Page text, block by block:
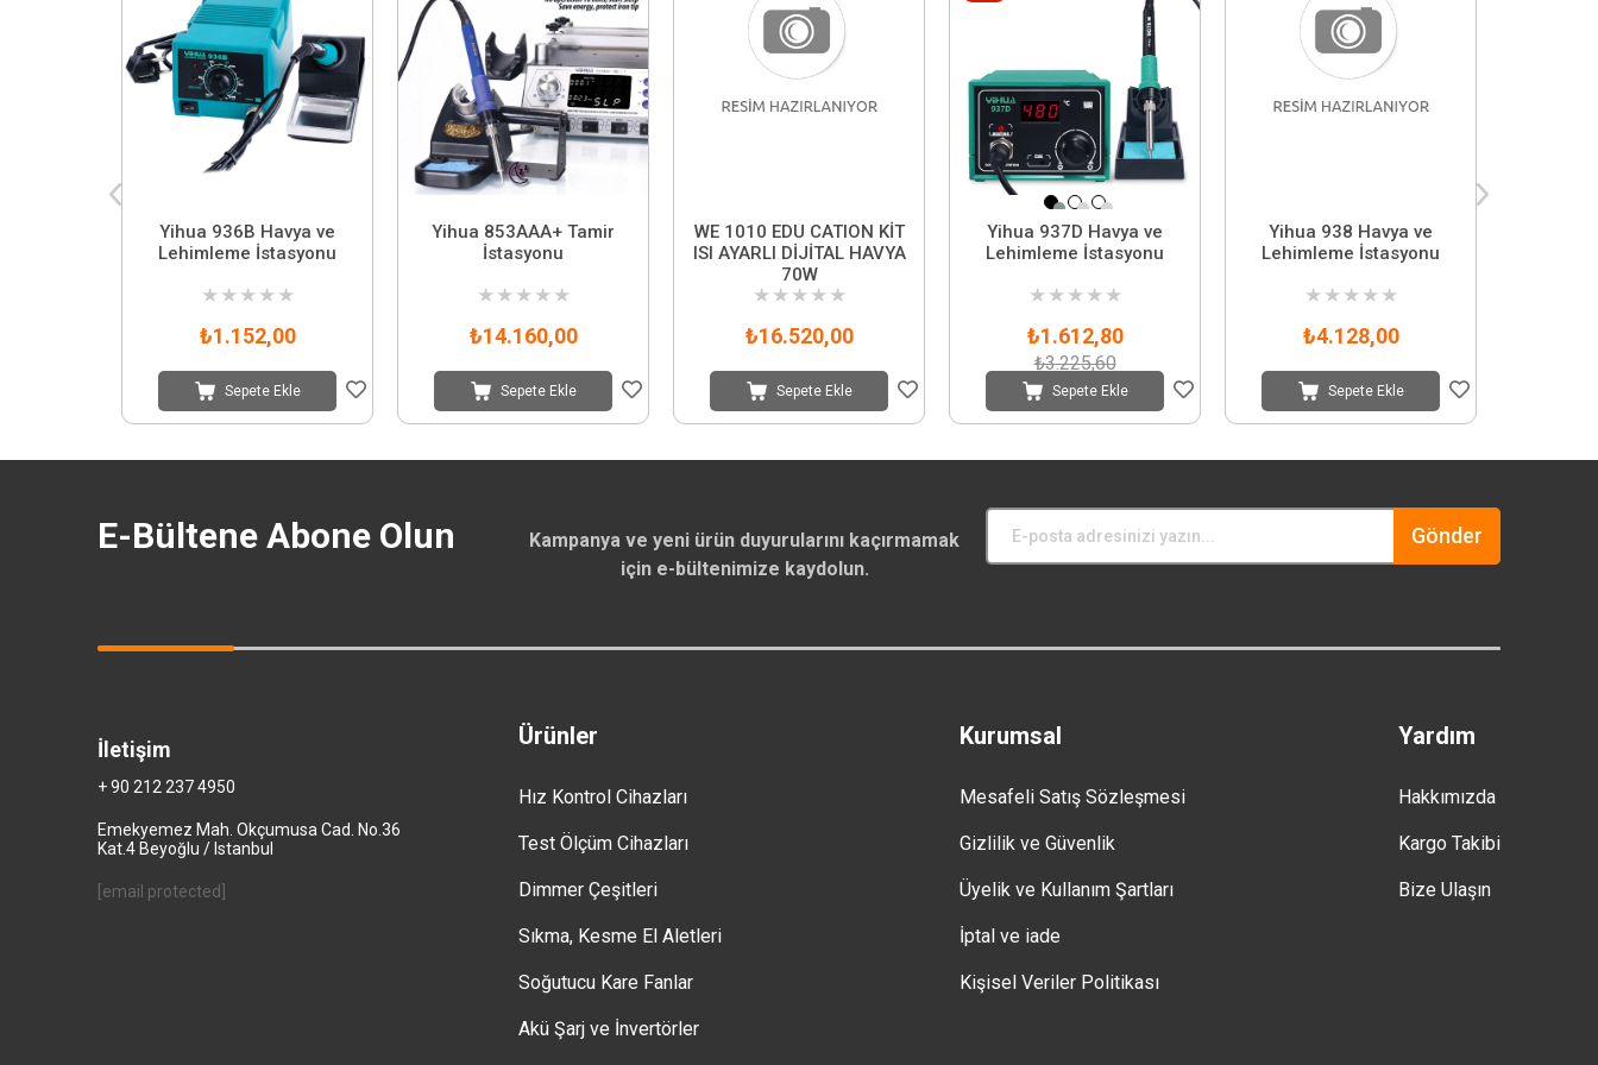
Yihua 936B Havya ve
Lehimleme İstasyonu
★ ★ ★ ★ ★
₺1.152,00
Sepete Ekle
Yihua 853AAA+ Tamir
İstasyonu
★ ★ ★ ★ ★
₺14.160,00
Sepete Ekle
WE 1010 EDU CATION KİT
ISI AYARLI DİJİTAL HAVYA
70W
★ ★ ★ ★ ★
₺16.520,00
Sepete Ekle
Yihua 937D Havya ve
Lehimleme İstasyonu
★ ★ ★ ★ ★
₺1.612,80
₺3.225,60
Sepete Ekle
Yihua 938 Havya ve
Lehimleme İstasyonu
★ ★ ★ ★ ★
₺4.128,00
Sepete Ekle
E-Bültene Abone Olun
Kampanya ve yeni ürün duyurularını kaçırmamak
için e-bültenimize kaydolun.
Gönder
Ürünler
Hız Kontrol Cihazları
Test Ölçüm Cihazları
Dimmer Çeşitleri
Sıkma, Kesme El Aletleri
Soğutucu Kare Fanlar
Akü Şarj ve İnvertörler
Kurumsal
Mesafeli Satış Sözleşmesi
Gizlilik ve Güvenlik
Üyelik ve Kullanım Şartları
İptal ve iade
Kişisel Veriler Politikası
Yardım
Hakkımızda
Kargo Takibi
Bize Ulaşın
İletişim
+ 90 212 237 4950
Emekyemez Mah. Okçumusa Cad. No.36
Kat.4 Beyoğlu / Istanbul
[email protected]